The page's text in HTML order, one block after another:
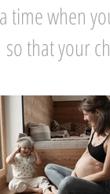
time when
so that your